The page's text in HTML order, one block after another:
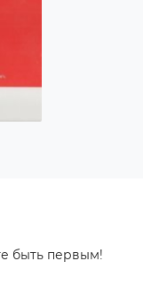
быть первым!